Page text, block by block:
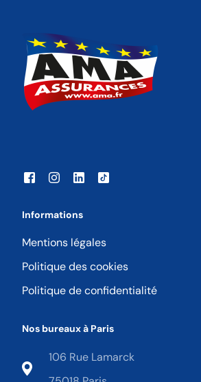
Informations
Mentions légales
Politique des cookies
Politique de confidentialité
Nos bureaux à Paris
106 Rue Lamarck